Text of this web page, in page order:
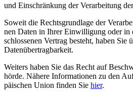
und Ein­schrän­kung der Ver­ar­bei­tung
Soweit die Rechts­grund­la­ge der
nen Daten in Ihrer Ein­wil­li­gung oder in
schlos­se­nen Ver­trag besteht, haben Sie
Datenübertragbarkeit.
Wei­ters haben Sie das Recht auf
hör­de. Nähe­re Infor­ma­tio­nen zu den
päi­schen Uni­on fin­den Sie hier.